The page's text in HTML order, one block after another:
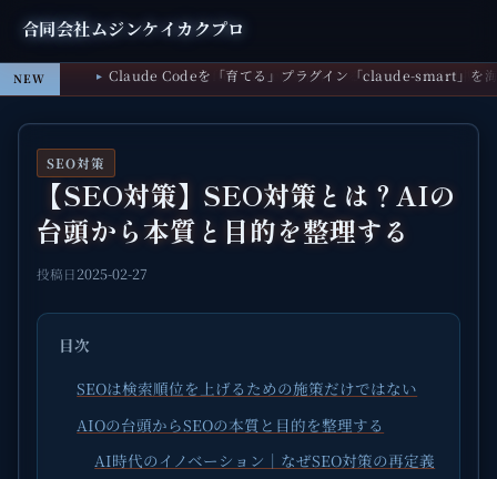
合同会社ムジンケイカクプロ
NEW Claude Codeを「育てる」プラグイン「claude-smart」を
SEO対策
【SEO対策】SEO対策とは？AIの
台頭から本質と目的を整理する
投稿日2025-02-27
目次
SEOは検索順位を上げるための施策だけではない
AIOの台頭からSEOの本質と目的を整理する
AI時代のイノベーション｜なぜSEO対策の再定義